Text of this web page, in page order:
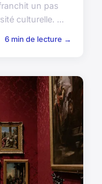
un pas
culturelle. ...
6 min de lecture →